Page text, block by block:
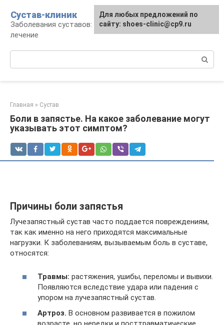
контенту
Сустав-клиник
Заболевания суставов: профилактика и
лечение
Главная » Сустав
Боли в запястье. На какое заболевание могут
указывать этот симптом?
Причины боли запястья
Лучезапястный сустав часто поддается повреждениям,
так как именно на него приходятся максимальные
нагрузки. К заболеваниям, вызываемым боль в суставе,
относятся:
Травмы: растяжения, ушибы, переломы и вывихи.
Появляются вследствие удара или падения с
упором на лучезапястный сустав.
Артроз. В основном развивается в пожилом
Для любых предложений по
сайту: shoes-clinic@cp9.ru